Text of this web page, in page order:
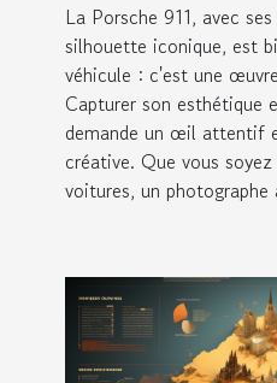
La Porsche 911, avec
silhouette iconique, est
véhicule : c'est une
Capturer son esthétique
demande un œil attentif
créative. Que vous
voitures, un photographe